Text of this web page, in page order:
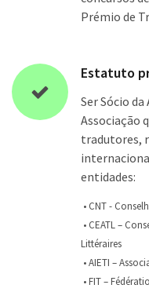
Prémio de
Estatuto
Ser Sócio
Associação
tradutores,
entidades:
• CNT -
• CEATL –
Littéraires
• AIETI –
• FIT –